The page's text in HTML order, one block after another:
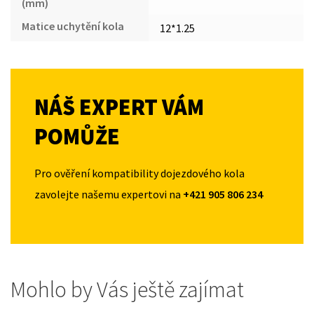
Matice uchytění kola
12*1.25
NÁŠ EXPERT VÁM
POMŮŽE
Pro ověření kompatibility dojezdového kola
zavolejte našemu expertovi na +421 905 806 234
Mohlo by Vás ještě zajímat